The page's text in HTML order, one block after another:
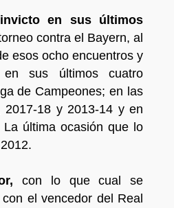
en sus últimos
contra el Bayern, al
esos ocho encuentros y
sus últimos cuatro
de Campeones; en las
2017-18 y 2013-14 y en
última ocasión que lo
con lo que cual se
el vencedor del Real